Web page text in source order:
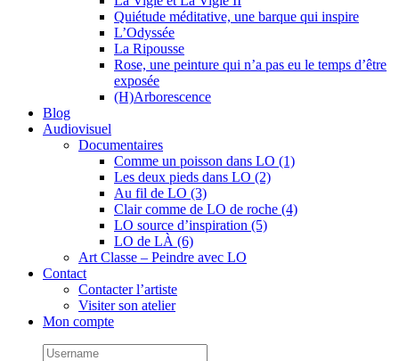
Quiétude méditative, une barque qui inspire
L’Odyssée
La Ripousse
Rose, une peinture qui n’a pas eu le temps d’être
exposée
(H)Arborescence
Blog
Audiovisuel
Documentaires
Comme un poisson dans LO (1)
Les deux pieds dans LO (2)
Au fil de LO (3)
Clair comme de LO de roche (4)
LO source d’inspiration (5)
LO de LÀ (6)
Art Classe – Peindre avec LO
Contact
Contacter l’artiste
Visiter son atelier
Mon compte